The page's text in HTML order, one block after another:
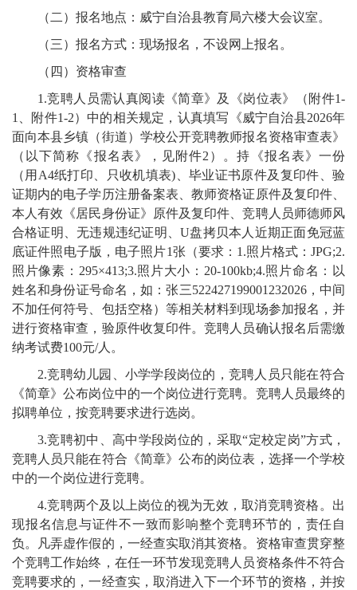
（二）报名地点：威宁自治县教育局六楼大会议室。
（三）报名方式：现场报名，不设网上报名。
（四）资格审查
1.竞聘人员需认真阅读《简章》及《岗位表》（附件1-
1、附件1-2）中的相关规定，认真填写《威宁自治县2026年
面向本县乡镇（街道）学校公开竞聘教师报名资格审查表》
（以下简称《报名表》，见附件2）。持《报名表》一份
（用A4纸打印、只收机填表)、毕业证书原件及复印件、验
证期内的电子学历注册备案表、教师资格证原件及复印件、
本人有效《居民身份证》原件及复印件、竞聘人员师德师风
合格证明、无违规违纪证明、U盘拷贝本人近期正面免冠蓝
底证件照电子版，电子照片1张（要求：1.照片格式：JPG;2.
照片像素：295×413;3.照片大小：20-100kb;4.照片命名：以
姓名和身份证号命名，如：张三522427199001232026，中间
不加任何符号、包括空格）等相关材料到现场参加报名，并
进行资格审查，验原件收复印件。竞聘人员确认报名后需缴
纳考试费100元/人。
2.竞聘幼儿园、小学学段岗位的，竞聘人员只能在符合
《简章》公布岗位中的一个岗位进行竞聘。竞聘人员最终的
拟聘单位，按竞聘要求进行选岗。
3.竞聘初中、高中学段岗位的，采取“定校定岗”方式，
竞聘人员只能在符合《简章》公布的岗位表，选择一个学校
中的一个岗位进行竞聘。
4.竞聘两个及以上岗位的视为无效，取消竞聘资格。出
现报名信息与证件不一致而影响整个竞聘环节的，责任自
负。凡弄虚作假的，一经查实取消其资格。资格审查贯穿整
个竞聘工作始终，在任一环节发现竞聘人员资格条件不符合
竞聘要求的，一经查实，取消进入下一个环节的资格，并按